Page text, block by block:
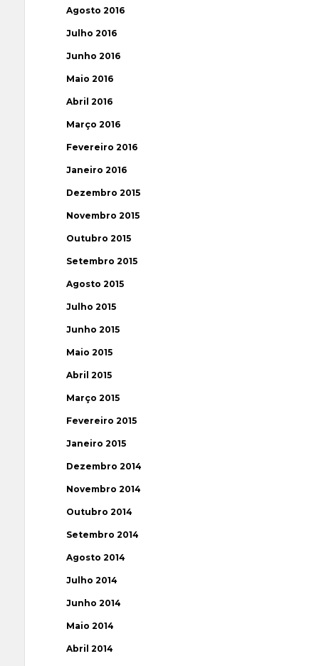
Agosto 2016
Julho 2016
Junho 2016
Maio 2016
Abril 2016
Março 2016
Fevereiro 2016
Janeiro 2016
Dezembro 2015
Novembro 2015
Outubro 2015
Setembro 2015
Agosto 2015
Julho 2015
Junho 2015
Maio 2015
Abril 2015
Março 2015
Fevereiro 2015
Janeiro 2015
Dezembro 2014
Novembro 2014
Outubro 2014
Setembro 2014
Agosto 2014
Julho 2014
Junho 2014
Maio 2014
Abril 2014